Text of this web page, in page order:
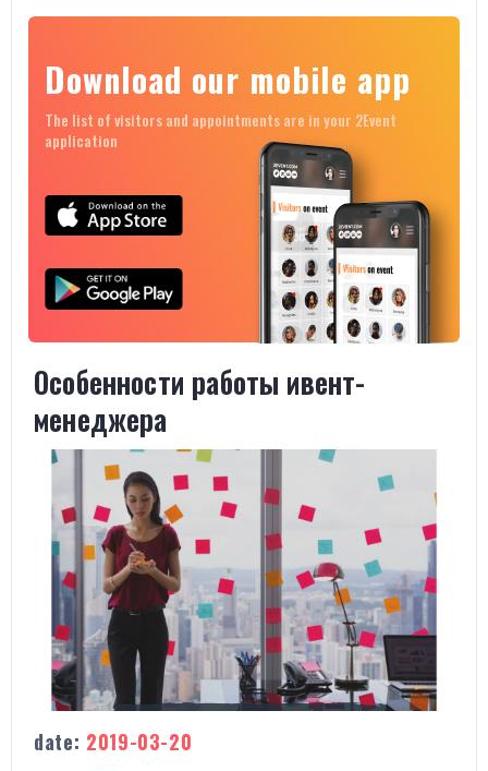
Download our mobile app
The list of visitors and appointments are in your 2Event
application
Особенности работы ивент-
менеджера
date: 2019-03-20